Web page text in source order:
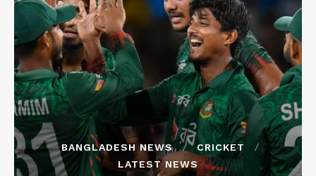
BANGLADESH NEWS
CRICKET
LATEST NEWS